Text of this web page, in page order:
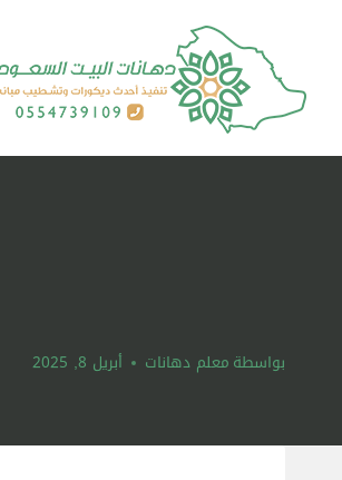
المحتوى
بواسطة معلم دهانات أبريل 8, 2025